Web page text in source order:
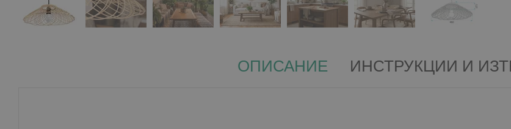
ОПИСАНИЕ ИНСТРУКЦИИ И